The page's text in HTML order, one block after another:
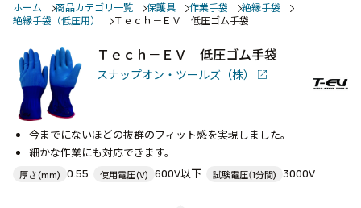
ホーム 商品カテゴリ一覧 保護具 作業手袋
絶縁手袋
絶縁手袋（低圧用）
Ｔｅｃｈ－ＥＶ 低圧ゴム手袋
Ｔｅｃｈ－ＥＶ 低圧ゴム手袋
スナップオン・ツールズ（株）
今までにないほどの抜群のフィット感を実現しました。
細かな作業にも対応できます。
厚さ(mm) 0.55 使用電圧(V) 600V以下 試験電圧(1分間) 3000V